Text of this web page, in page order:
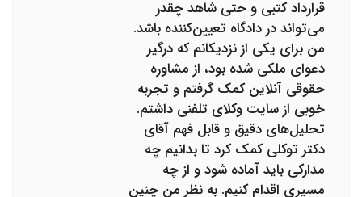
قرارداد کتبی و حتی شاهد چقدر
می‌تواند در دادگاه تعیین‌کننده باشد.
من برای یکی از نزدیکانم که درگیر
دعوای ملکی شده بود، از مشاوره
حقوقی آنلاین کمک گرفتم و تجربه
خوبی از سایت وکلای تلفنی داشتم.
تحلیل‌های دقیق و قابل فهم آقای
دکتر توکلی کمک کرد تا بدانیم چه
مدارکی باید آماده شود و از چه
مسیری اقدام کنیم. به نظر من چنین